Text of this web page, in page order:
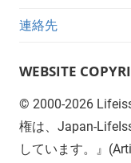
連絡先
WEBSITE
© 2000-2026
権は、Japan-
しています。』